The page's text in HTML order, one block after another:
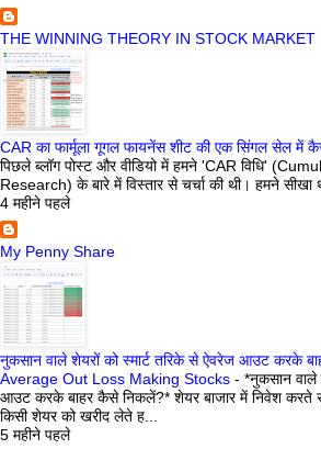
THE WINNING THEORY IN STOCK MARKET
CAR का फार्मूला गूगल फायनेंस शीट की एक सिंगल सेल में
पिछले ब्लॉग पोस्ट और वीडियो में हमने 'CAR विधि'
Research) के बारे में विस्तार से चर्चा की थी। हमने सीखा
4 महीने पहले
My Penny Share
नुकसान वाले शेयरों को स्मार्ट तरिके से ऐवरेज आउट करके
Average Out Loss Making Stocks - *नुकसान वाले
आउट करके बाहर कैसे निकलें?* शेयर बाजार में निवेश करते
किसी शेयर को खरीद लेते ह...
5 महीने पहले